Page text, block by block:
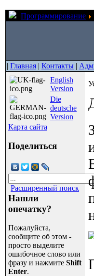
Программирование
| Главная | Контакты |
English
Version
Die
deutsche
Version
Карта сайта
Поделиться
Расширенный поиск
Нашли
опечатку?
Пожалуйста,
сообщите об этом -
просто выделите
ошибочное слово или
фразу и нажмите Shift
Enter.